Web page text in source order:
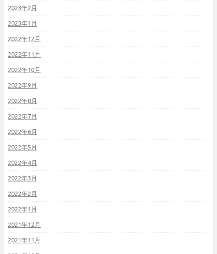
2023年2月
2023年1月
2022年12月
2022年11月
2022年10月
2022年9月
2022年8月
2022年7月
2022年6月
2022年5月
2022年4月
2022年3月
2022年2月
2022年1月
2021年12月
2021年11月